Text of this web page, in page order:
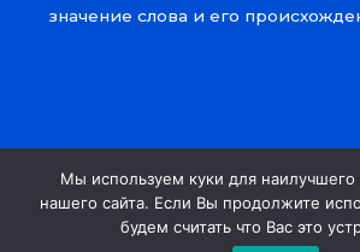
значение слова и его
Copyright © 2026
Powered by Словозавр
Мы используем куки для наилучшего
нашего сайта. Если Вы продолжите
будем считать что Вас это